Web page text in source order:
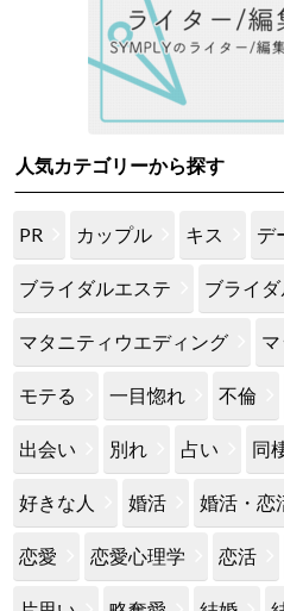
人気カテゴリーから探す
PR カップル キス デ
ブライダルエステ ブライ
マタニティウエディング
モテる 一目惚れ 不倫
出会い 別れ 占い 同
好きな人 婚活 婚活・恋
恋愛 恋愛心理学 恋活